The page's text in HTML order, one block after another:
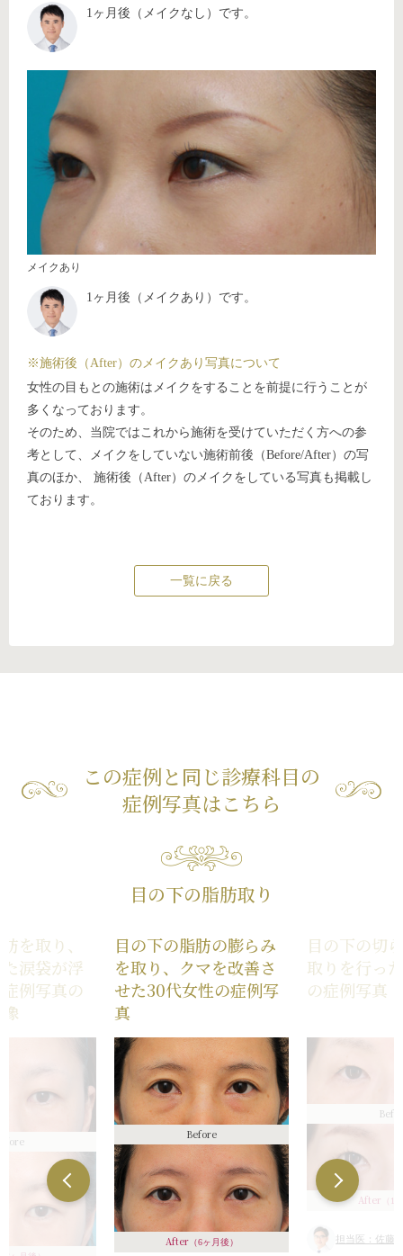
1ヶ月後（メイクなし）です。
メイクあり
1ヶ月後（メイクあり）です。
※施術後（After）のメイクあり写真について
女性の目もとの施術はメイクをすることを前提に行うことが
多くなっております。
そのため、当院ではこれから施術を受けていただく方への参
考として、メイクをしていない施術前後（Before/After）の写
真のほか、 施術後（After）のメイクをしている写真も掲載し
ております。
一覧に戻る
この症例と同じ診療科目の
症例写真はこちら
目の下の脂肪取り
を取り、
涙袋が浮
例写真の
目の下の脂肪の膨らみ
を取り、クマを改善さ
せた30代女性の症例写
真
Before
After（6ヶ月後）
目の下の切
取りを行っ
の症例写真
After （1
担当医：佐藤